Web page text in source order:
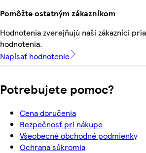
Pomôžte ostatným zákazníkom
Hodnotenia zverejňujú naši zákazníci
hodnotenia.
Napísať hodnotenie
Potrebujete pomoc?
Cena doručenia
Bezpečnosť pri nákupe
Všeobecné obchodné podmienky
Ochrana súkromia